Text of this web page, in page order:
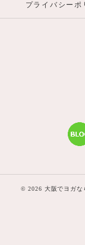
プライバシーポ
© 2026 大阪でヨガな